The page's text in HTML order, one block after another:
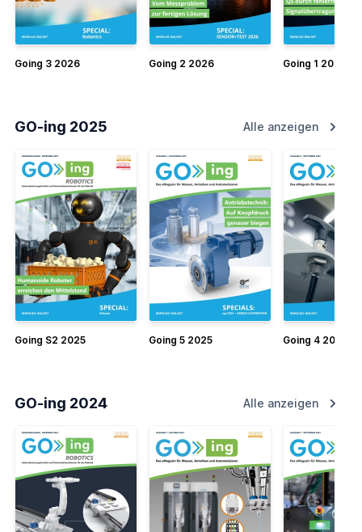
Going 3 2026 Going 2 2026 Going 1 2026
GO-ing 2025 Alle anzeigen
Going S2 2025 Going 5 2025 Going 4 2025
GO-ing 2024 Alle anzeigen